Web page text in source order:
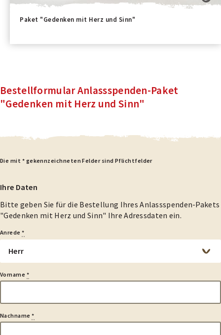
Paket "Gedenken mit Herz und Sinn"
Bestellformular Anlassspenden-Paket
"Gedenken mit Herz und Sinn"
Die mit * gekennzeichneten Felder sind Pflichtfelder
Ihre Daten
Bitte geben Sie für die Bestellung Ihres Anlassspenden-Pakets
"Gedenken mit Herz und Sinn" Ihre Adressdaten ein.
Anrede*
Vorname *
Nachname*